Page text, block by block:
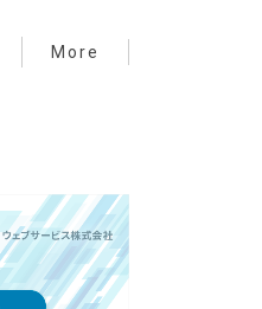
More